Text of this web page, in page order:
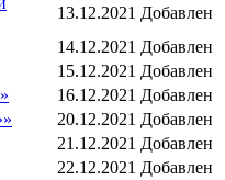
13.12.2021 Добавлен
14.12.2021 Добавлен
15.12.2021 Добавлен
16.12.2021 Добавлен
20.12.2021 Добавлен
21.12.2021 Добавлен
22.12.2021 Добавлен